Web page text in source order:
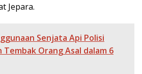
Jepara.
Senjata Api Polisi
Orang Asal dalam 6